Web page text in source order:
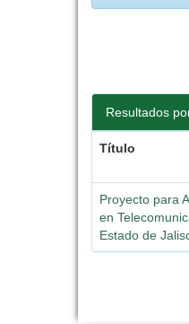
Resultados
Título
Proyecto para
en
Estado de